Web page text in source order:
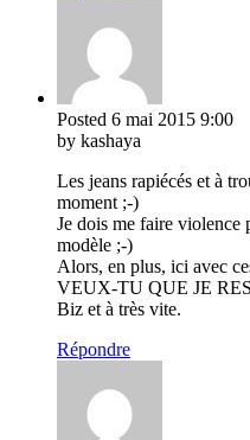
Posted 6 mai 2015 9:00
by kashaya
Les jeans rapiécés et à
moment ;-)
Je dois me faire violence
modèle ;-)
Alors, en plus, ici avec
VEUX-TU QUE JE
Biz et à très vite.
Répondre